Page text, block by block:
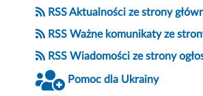
RSS Aktualności ze strony
RSS Ważne komunikaty ze
RSS Wiadomości ze strony
Pomoc dla Ukrainy